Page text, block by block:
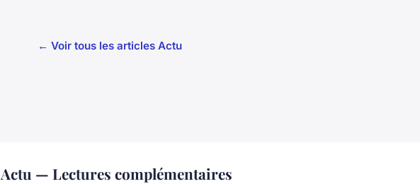
← Voir tous les articles Actu
Actu — Lectures complémentaires